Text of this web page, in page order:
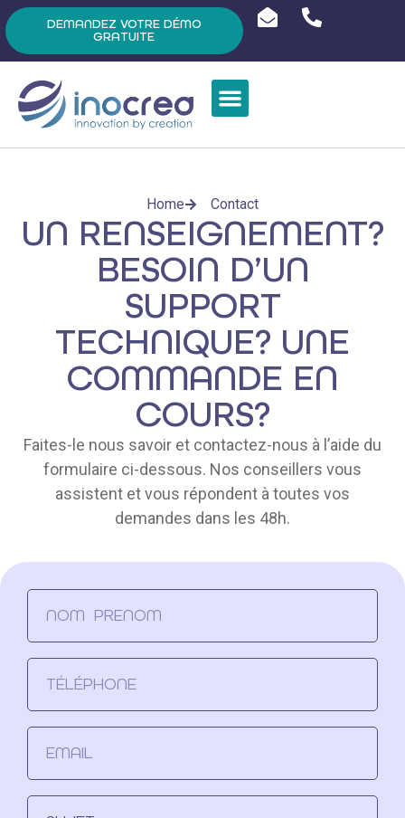
DEMANDEZ VOTRE DÉMO
GRATUITE
Home Contact
UN RENSEIGNEMENT?
BESOIN D’UN
SUPPORT
TECHNIQUE? UNE
COMMANDE EN
COURS?
Faites-le nous savoir et contactez-nous à l’aide du
formulaire ci-dessous. Nos conseillers vous
assistent et vous répondent à toutes vos
demandes dans les 48h.